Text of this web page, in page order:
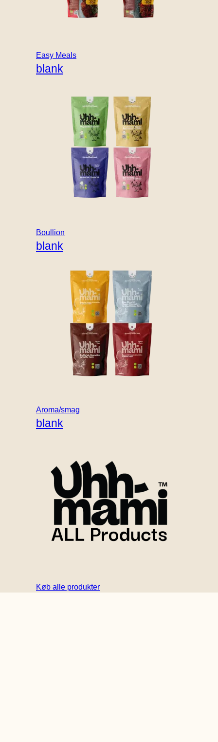
Easy Meals
blank
Boullion
blank
Aroma/smag
blank
Køb alle produkter